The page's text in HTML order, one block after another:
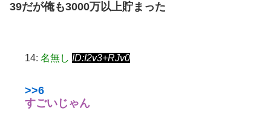
39だが俺も3000万以上貯まった
14: 名無し ID:I2v3+RJv0
>>6
すごいじゃん